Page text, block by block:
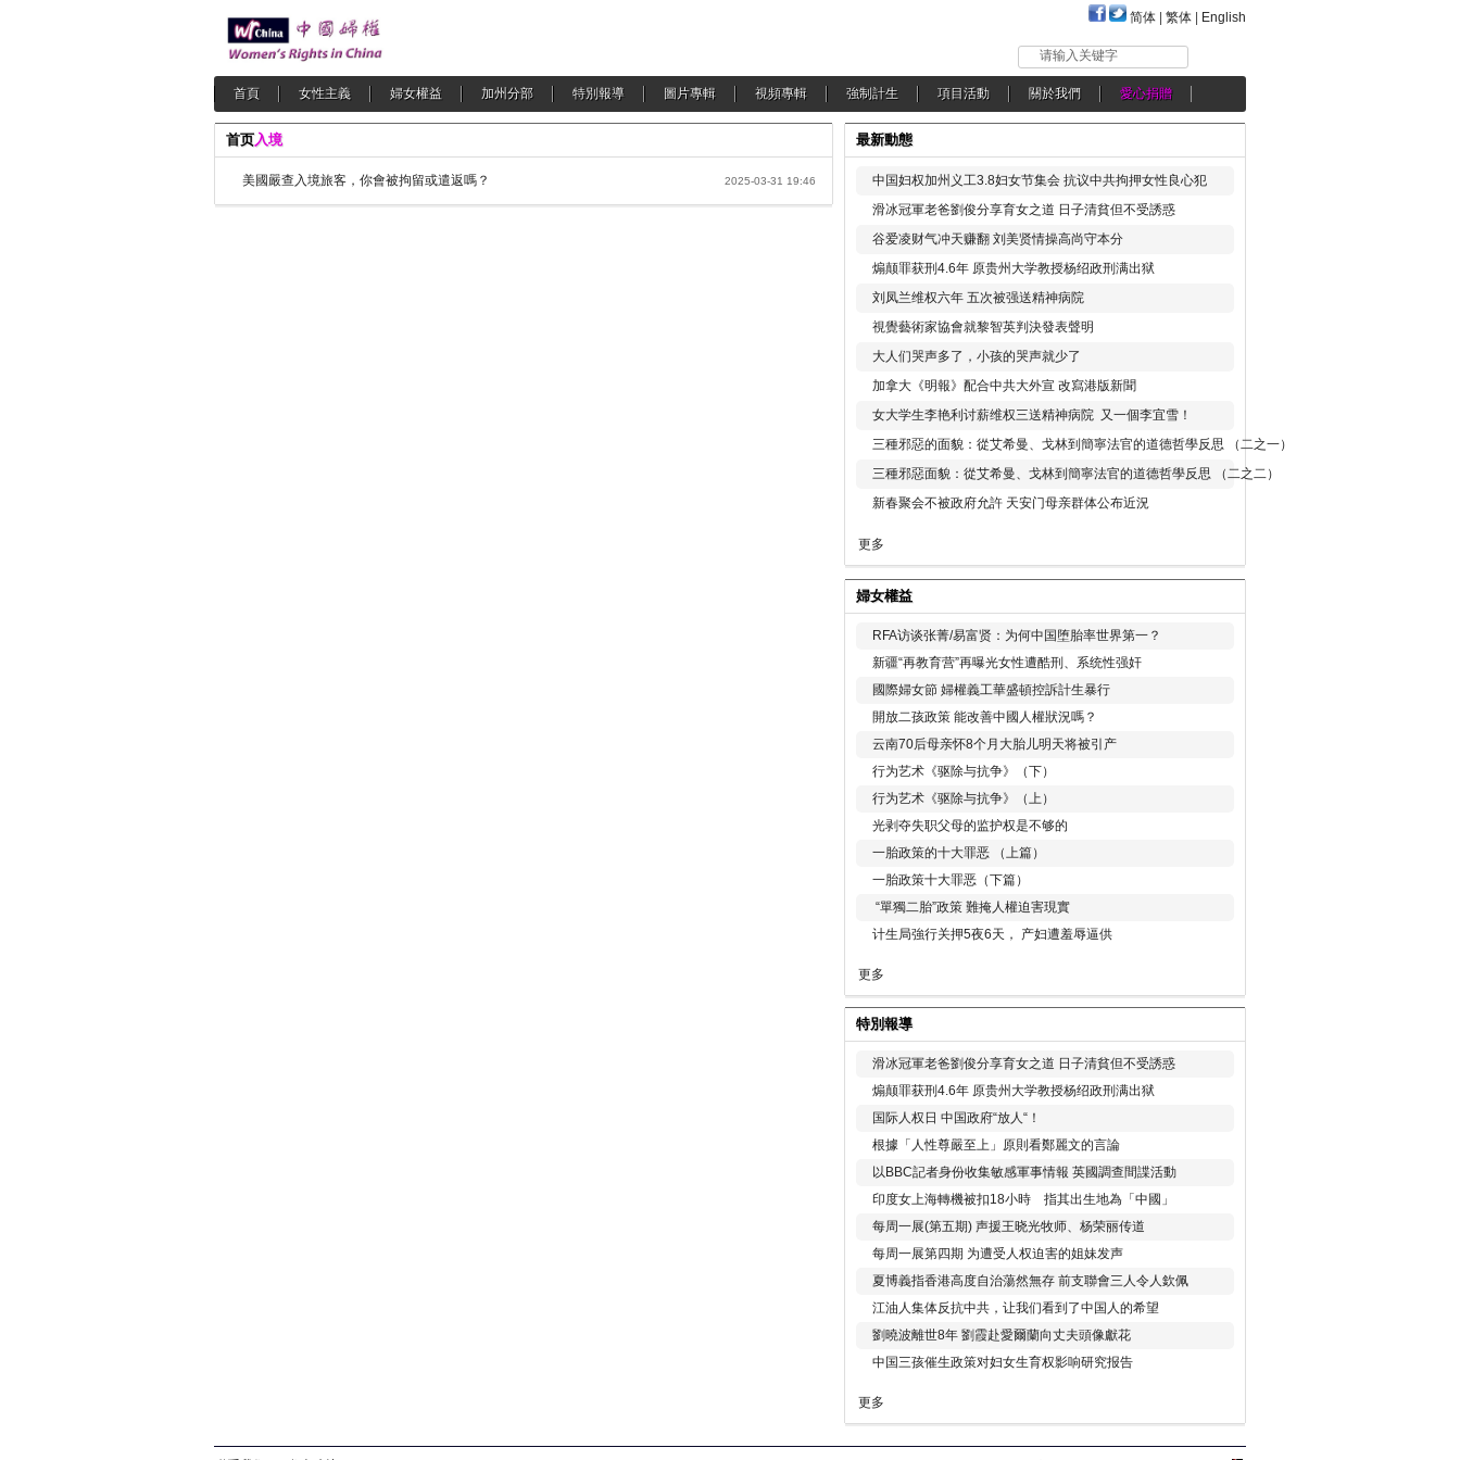
简体 繁体 English
请输入关键字
首頁 女性主義 婦女權益 加州分部 特別報導 圖片專輯 視頻專輯 強制計生 項目活動 關於我們 愛心捐贈
首页入境
美國嚴查入境旅客，你會被拘留或遣返嗎？ 2025-03-31 19:46
最新動態
中国妇权加州义工3.8妇女节集会 抗议中共拘押女性良心犯
滑冰冠軍老爸劉俊分享育女之道 日子清貧但不受誘惑
谷爱凌财气冲天赚翻 刘美贤情操高尚守本分
煽颠罪获刑4.6年 原贵州大学教授杨绍政刑满出狱
刘凤兰维权六年 五次被强送精神病院
視覺藝術家協會就黎智英判決發表聲明
大人们哭声多了，小孩的哭声就少了
加拿大《明報》配合中共大外宣 改寫港版新聞
女大学生李艳利讨薪维权三送精神病院 又一個李宜雪！
三種邪惡的面貌：從艾希曼、戈林到簡寧法官的道德哲學反思 （二之一）
三種邪惡面貌：從艾希曼、戈林到簡寧法官的道德哲學反思 （二之二）
新春聚会不被政府允許 天安门母亲群体公布近況
更多
婦女權益
RFA访谈张菁/易富贤：为何中国堕胎率世界第一？
新疆“再教育营”再曝光女性遭酷刑、系统性强奸
國際婦女節 婦權義工華盛頓控訴計生暴行
開放二孩政策 能改善中國人權狀況嗎？
云南70后母亲怀8个月大胎儿明天将被引产
行为艺术《驱除与抗争》（下）
行为艺术《驱除与抗争》（上）
光剥夺失职父母的监护权是不够的
一胎政策的十大罪恶 （上篇）
一胎政策十大罪恶（下篇）
“單獨二胎”政策 難掩人權迫害現實
计生局強行关押5夜6天， 产妇遭羞辱逼供
更多
特別報導
滑冰冠軍老爸劉俊分享育女之道 日子清貧但不受誘惑
煽颠罪获刑4.6年 原贵州大学教授杨绍政刑满出狱
国际人权日 中国政府“放人“！
根據「人性尊嚴至上」原則看鄭麗文的言論
以BBC記者身份收集敏感軍事情報 英國調查間諜活動
印度女上海轉機被扣18小時 指其出生地為「中國」
每周一展(第五期) 声援王晓光牧师、杨荣丽传道
每周一展第四期 为遭受人权迫害的姐妹发声
夏博義指香港高度自治蕩然無存 前支聯會三人令人欽佩
江油人集体反抗中共，让我们看到了中国人的希望
劉曉波離世8年 劉霞赴愛爾蘭向丈夫頭像獻花
中国三孩催生政策对妇女生育权影响研究报告
更多